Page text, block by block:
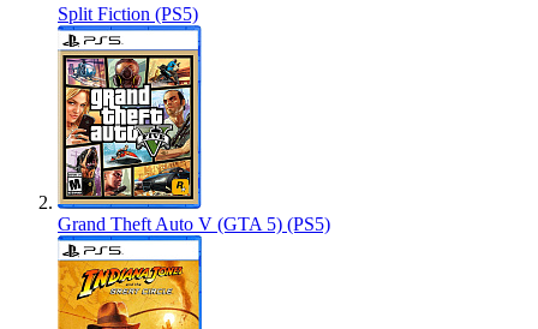
Split Fiction (PS5)
Grand Theft Auto V (GTA 5) (PS5)